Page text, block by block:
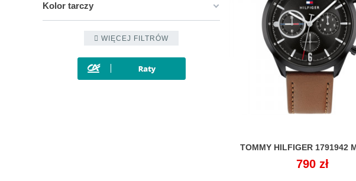
Kolor tarczy
WIĘCEJ FILTRÓW
TOMMY HILFIGER 1791942
Cena
790 zł
